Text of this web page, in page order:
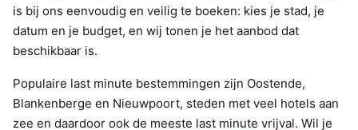
is bij ons eenvoudig en veilig te boeken: kies je stad, je
datum en je budget, en wij tonen je het aanbod dat
beschikbaar is.
Populaire last minute bestemmingen zijn Oostende,
Blankenberge en Nieuwpoort, steden met veel hotels aan
zee en daardoor ook de meeste last minute vrijval. Wil je